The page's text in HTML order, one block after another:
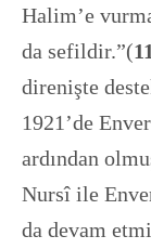
Halim’e
da sefildir.”(
direnişte
1921’de
ardından
Nursî ile
da devam